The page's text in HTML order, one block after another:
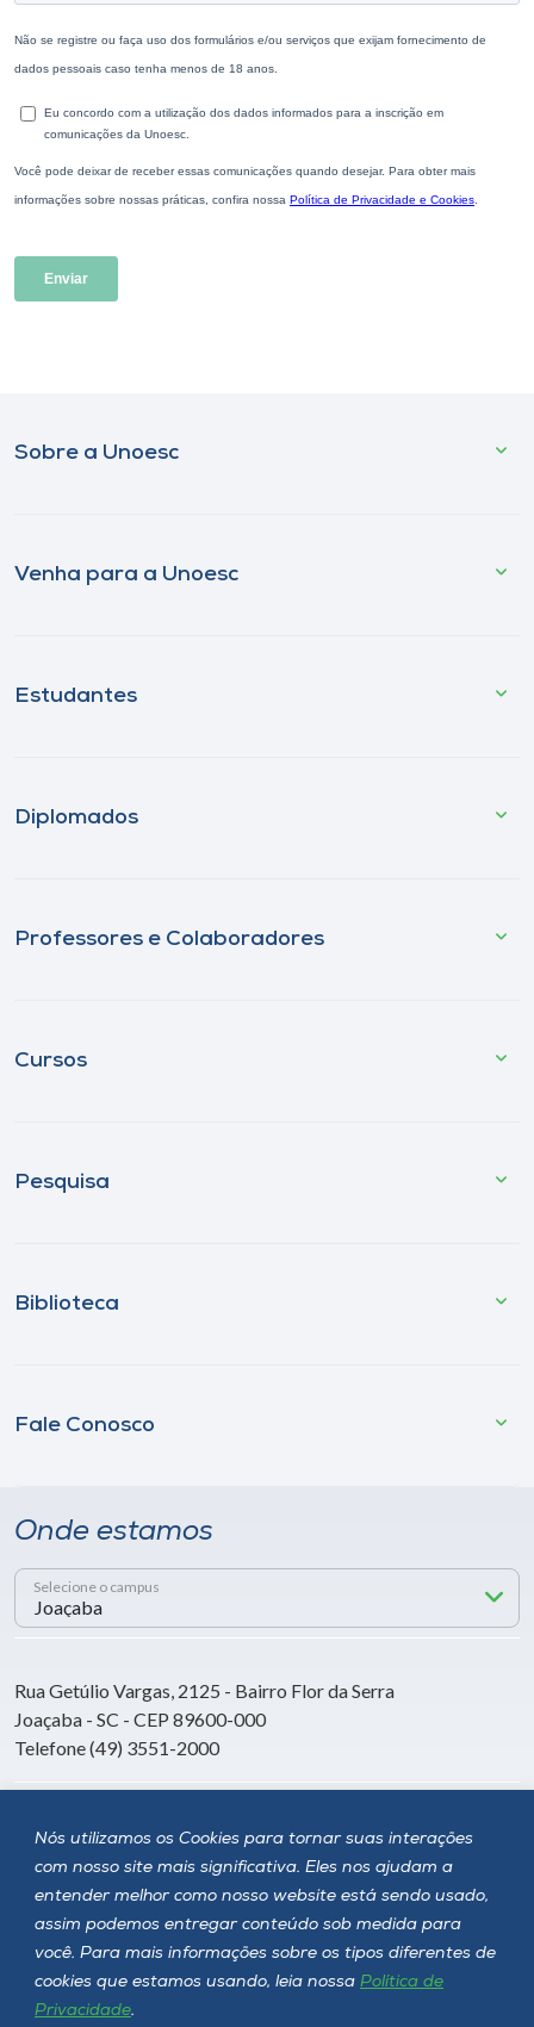
Nós utilizamos os Cookies para tornar suas interações
com nosso site mais significativa. Eles nos ajudam a
entender melhor como nosso website está sendo usado,
assim podemos entregar conteúdo sob medida para
você. Para mais informações sobre os tipos diferentes de
cookies que estamos usando, leia nossa Política de
Privacidade.
Sobre a Unoesc
Venha para a Unoesc
Estudantes
Diplomados
Professores e Colaboradores
Cursos
Pesquisa
Biblioteca
Fale Conosco
Onde estamos
Selecione o campus
Rua Getúlio Vargas, 2125 - Bairro Flor da Serra
Joaçaba - SC - CEP 89600-000
Telefone (49) 3551-2000
Siga a Unoesc